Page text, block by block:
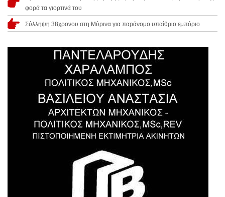
φορά τα γιορτινά του
Σύλληψη 38χρονου στη Μύρινα για παράνομο υπαίθριο εμπόριο